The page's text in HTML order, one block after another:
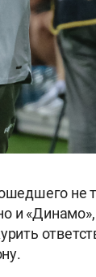
не
и